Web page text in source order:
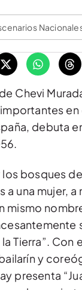
Chevi
en
debuta
los bosques
a una mujer, a
mismo
Tierra”. Con
y
presenta